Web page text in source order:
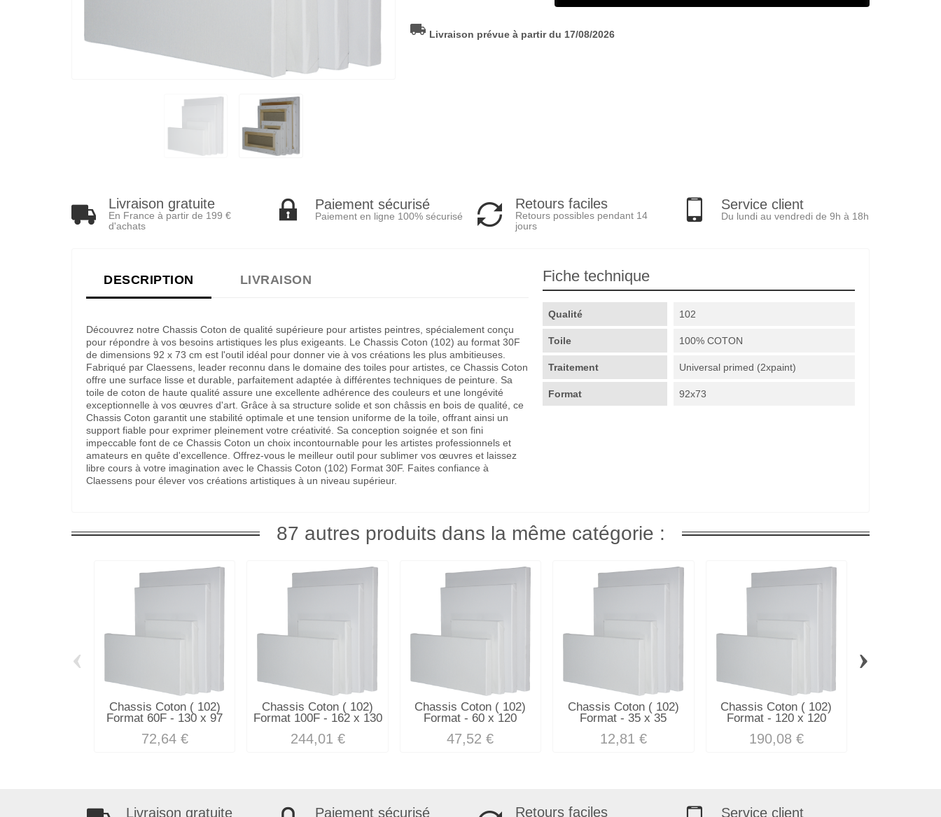
local_shipping Livraison prévue à partir du 17/08/2026
Livraison gratuite
En France à partir de 199 €
d'achats
Paiement sécurisé
Paiement en ligne 100% sécurisé
Retours faciles
Retours possibles pendant 14
jours
Service client
Du lundi au vendredi de 9h à 18h
DESCRIPTION LIVRAISON
Découvrez notre Chassis Coton de qualité supérieure pour artistes peintres, spécialement conçu
pour répondre à vos besoins artistiques les plus exigeants. Le Chassis Coton (102) au format 30F
de dimensions 92 x 73 cm est l'outil idéal pour donner vie à vos créations les plus ambitieuses.
Fabriqué par Claessens, leader reconnu dans le domaine des toiles pour artistes, ce Chassis Coton
offre une surface lisse et durable, parfaitement adaptée à différentes techniques de peinture. Sa
toile de coton de haute qualité assure une excellente adhérence des couleurs et une longévité
exceptionnelle à vos œuvres d'art. Grâce à sa structure solide et son châssis en bois de qualité, ce
Chassis Coton garantit une stabilité optimale et une tension uniforme de la toile, offrant ainsi un
support fiable pour exprimer pleinement votre créativité. Sa conception soignée et son fini
impeccable font de ce Chassis Coton un choix incontournable pour les artistes professionnels et
amateurs en quête d'excellence. Offrez-vous le meilleur outil pour sublimer vos œuvres et laissez
libre cours à votre imagination avec le Chassis Coton (102) Format 30F. Faites confiance à
Claessens pour élever vos créations artistiques à un niveau supérieur.
Fiche technique
Qualité 102
Toile 100% COTON
Traitement Universal primed (2xpaint)
Format 92x73
87 autres produits dans la même catégorie :
Chassis Coton ( 102)
Format 60F - 130 x 97
72,64 €
Chassis Coton ( 102)
Format 100F - 162 x 130
244,01 €
Chassis Coton ( 102)
Format - 60 x 120
47,52 €
Chassis Coton ( 102)
Format - 35 x 35
12,81 €
Chassis Coton ( 102)
Format - 120 x 120
190,08 €
‹ ›
Livraison gratuite Paiement sécurisé Retours faciles Service client